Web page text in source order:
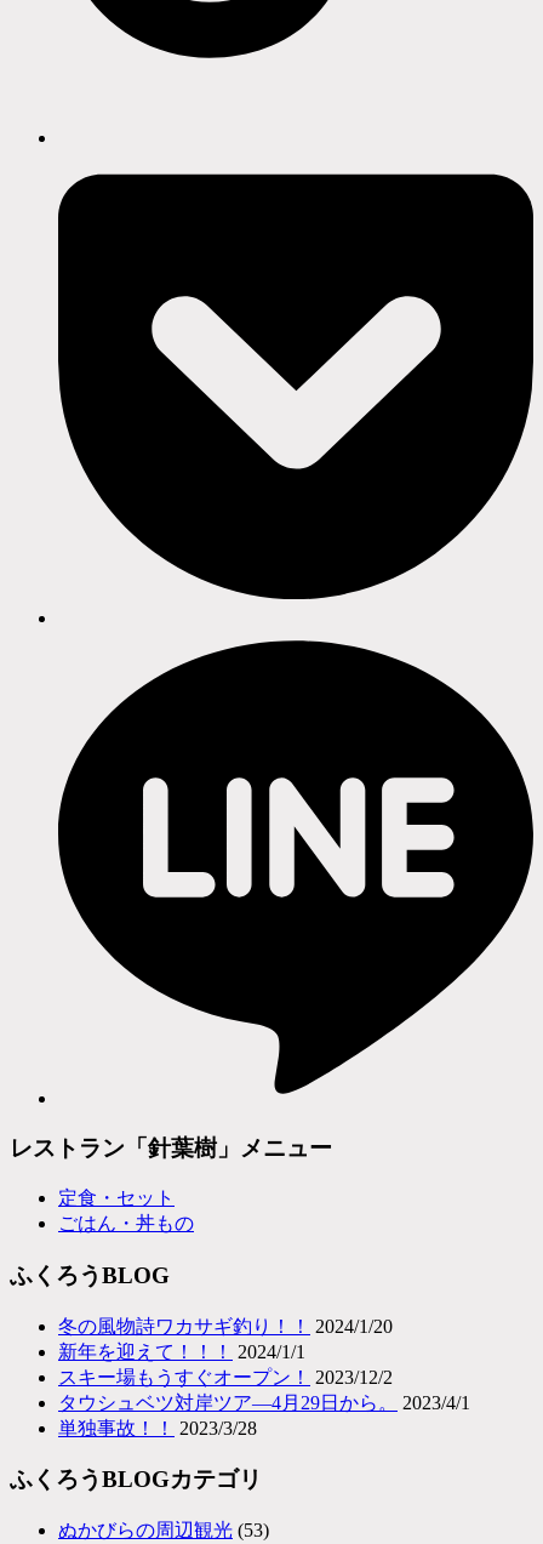
レストラン「針葉樹」メニュー
定食・セット
ごはん・丼もの
ふくろうBLOG
冬の風物詩ワカサギ釣り！！
2024/1/20
新年を迎えて！！！
2024/1/1
スキー場もうすぐオープン！
2023/12/2
タウシュベツ対岸ツア―4月29日から。
2023/4/1
単独事故！！
2023/3/28
ふくろうBLOGカテゴリ
ぬかびらの周辺観光 (53)